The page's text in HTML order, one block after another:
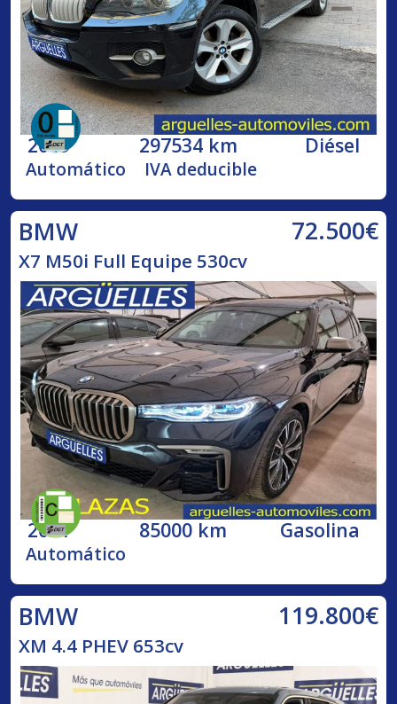
2009 297534 km Diésel
Automático IVA deducible
BMW 72.500€
X7 M50i Full Equipe 530cv
2021 85000 km Gasolina
Automático
BMW 119.800€
XM 4.4 PHEV 653cv